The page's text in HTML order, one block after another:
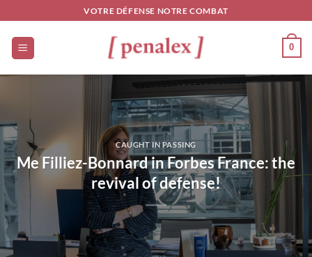
to
content
VOTRE DÉFENSE NOTRE COMBAT
0
CAUGHT IN PASSING
Me Filliez-Bonnard in Forbes France: the
revival of defense!